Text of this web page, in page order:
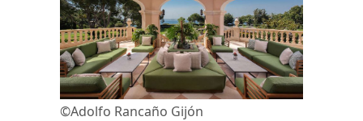
©Adolfo Rancaño Gijón